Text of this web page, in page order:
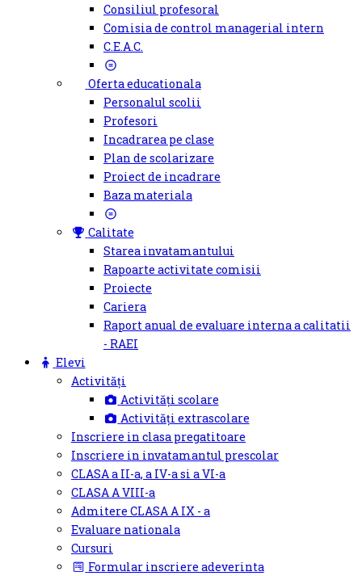
Consiliul profesoral
Comisia de control managerial intern
C.E.A.C.
Oferta educationala
Personalul scolii
Profesori
Incadrarea pe clase
Plan de scolarizare
Proiect de incadrare
Baza materiala
Calitate
Starea invatamantului
Rapoarte activitate comisii
Proiecte
Cariera
Raport anual de evaluare interna a calitatii
- RAEI
Elevi
Activități
Activități scolare
Activități extrascolare
Inscriere in clasa pregatitoare
Inscriere in invatamantul prescolar
CLASA a II-a, a IV-a si a VI-a
CLASA A VIII-a
Admitere CLASA A IX - a
Evaluare nationala
Cursuri
Formular inscriere adeverinta